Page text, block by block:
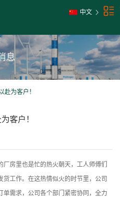
中文
息
赴为客户！
客户！
房里也是忙的热火朝天，工人师傅们
工作。在这热情似火的时节里，公司
单需求，公司各个部门紧密协同，全力